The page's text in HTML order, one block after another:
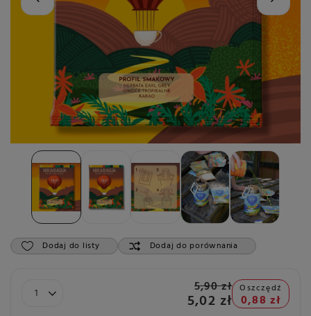
Dodaj do listy Dodaj do porównania
5,90 zł
5,02 zł
Oszczędź
0,88 zł